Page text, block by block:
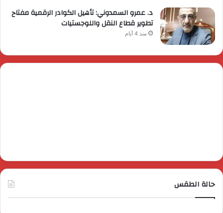
د. عمرو السمدوني: تأهيل الكوادر الرقمية مفتاح
تطوير قطاع النقل واللوجستيات
منذ 4 أيام
حالة الطقس